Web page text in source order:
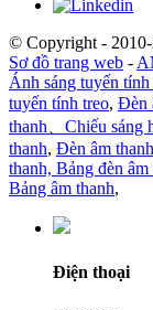
© Copyright -
Sơ đồ trang web -
Ánh sáng tuyến
tuyến tính treo, Đèn
thanh、Chiếu sáng
thanh, Đèn âm
thanh, Bảng đèn
Bảng âm thanh,
Điện thoại